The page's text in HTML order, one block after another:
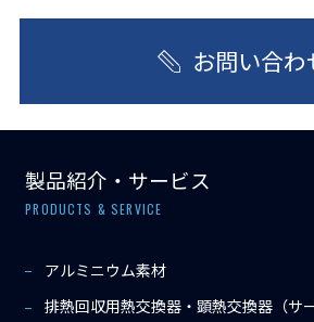
お問い合わ
製品紹介・サービス
PRODUCTS & SERVICE
アルミニウム素材
排熱回収用熱交換器・顕熱交換器（サ